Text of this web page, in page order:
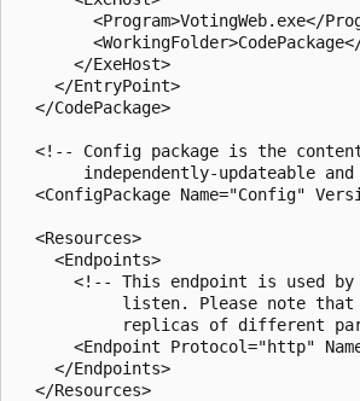
<Program>VotingWeb.exe</
      </ExeHost>
    </EntryPoint>
  </CodePackage>
<!-- Config package is the
independently-updateable
<ConfigPackage Name="Config"
  <Resources>
    <Endpoints>
<!-- This endpoint is used
listen. Please note
replicas of different
<Endpoint Protocol="http"
    </Endpoints>
  </Resources>